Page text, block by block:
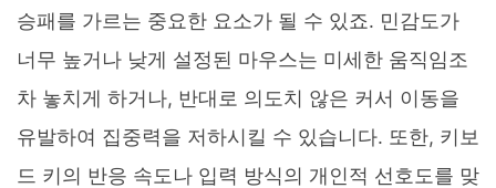
승패를 가르는 중요한 요소가 될 수 있죠. 민감도가
너무 높거나 낮게 설정된 마우스는 미세한 움직임조
차 놓치게 하거나, 반대로 의도치 않은 커서 이동을
유발하여 집중력을 저하시킬 수 있습니다. 또한, 키보
드 키의 반응 속도나 입력 방식의 개인적 선호도를 맞